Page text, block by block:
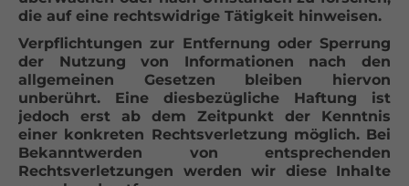
die auf eine rechtswidrige Tätigkeit hinweisen.
Verpflichtungen zur Entfernung oder Sperrung
der Nutzung von Informationen nach den
allgemeinen Gesetzen bleiben hiervon
unberührt. Eine diesbezügliche Haftung ist
jedoch erst ab dem Zeitpunkt der Kenntnis
einer konkreten Rechtsverletzung möglich. Bei
Bekanntwerden von entsprechenden
Rechtsverletzungen werden wir diese Inhalte